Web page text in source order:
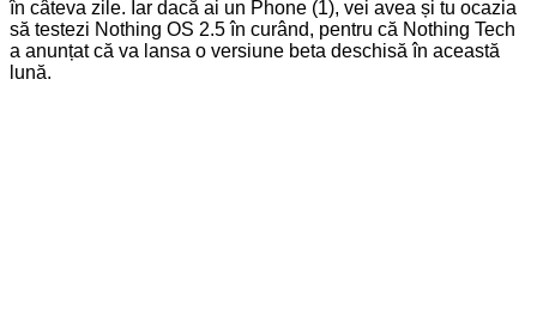
în câteva zile. Iar dacă ai un Phone (1), vei avea și tu ocazia
să testezi Nothing OS 2.5 în curând, pentru că Nothing Tech
a anunțat că va lansa o versiune beta deschisă în această
lună.